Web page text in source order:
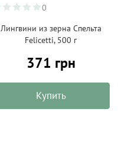
0
Лингвини из зерна Спельта
Felicetti, 500 г
371 грн
Купить